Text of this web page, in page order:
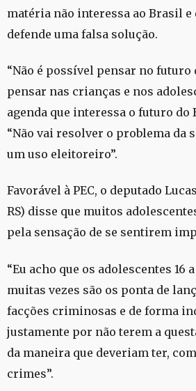
matéria não interessa ao Brasil e
defende uma falsa solução.
“Não é possível pensar no futuro
pensar nas crianças e nos
agenda que interessa o futuro
“Não vai resolver o problema da
um uso eleitoreiro”.
Favorável à PEC, o deputado
RS) disse que muitos
pela sensação de se sentirem
“Eu acho que os adolescentes 16
muitas vezes são os ponta de
facções criminosas e de forma
justamente por não terem a
da maneira que deveriam ter,
crimes”.